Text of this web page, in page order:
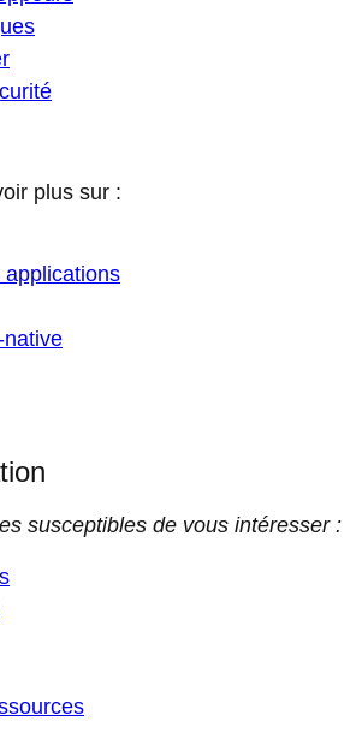
plus sur :
applications
susceptibles de vous intéresser :